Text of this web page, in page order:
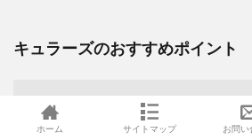
キュラーズのおすすめポイント
通路が広く荷物も運びやすい
ホーム サイトマップ お問い